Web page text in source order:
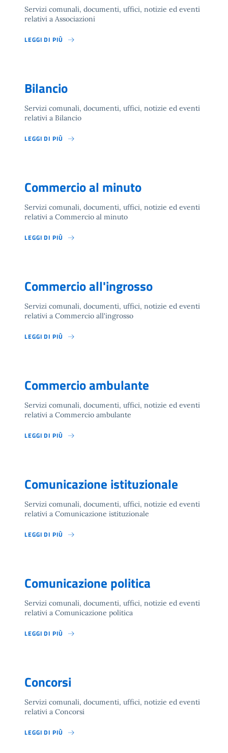
Servizi comunali, documenti, uffici, notizie ed eventi
relativi a Associazioni
LEGGI DI PIÙ
Bilancio
Servizi comunali, documenti, uffici, notizie ed eventi
relativi a Bilancio
LEGGI DI PIÙ
Commercio al minuto
Servizi comunali, documenti, uffici, notizie ed eventi
relativi a Commercio al minuto
LEGGI DI PIÙ
Commercio all'ingrosso
Servizi comunali, documenti, uffici, notizie ed eventi
relativi a Commercio all'ingrosso
LEGGI DI PIÙ
Commercio ambulante
Servizi comunali, documenti, uffici, notizie ed eventi
relativi a Commercio ambulante
LEGGI DI PIÙ
Comunicazione istituzionale
Servizi comunali, documenti, uffici, notizie ed eventi
relativi a Comunicazione istituzionale
LEGGI DI PIÙ
Comunicazione politica
Servizi comunali, documenti, uffici, notizie ed eventi
relativi a Comunicazione politica
LEGGI DI PIÙ
Concorsi
Servizi comunali, documenti, uffici, notizie ed eventi
relativi a Concorsi
LEGGI DI PIÙ